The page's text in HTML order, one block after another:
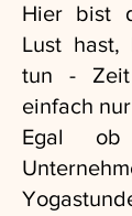
Hier bist
Lust hast,
tun - Zeit
einfach
Egal